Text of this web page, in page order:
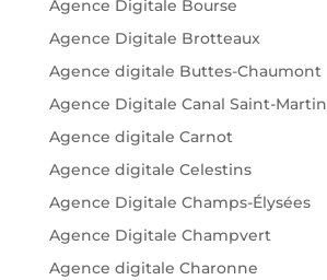
Agence Digitale Bourse
Agence Digitale Brotteaux
Agence digitale Buttes-Chaumont
Agence Digitale Canal Saint-Martin
Agence digitale Carnot
Agence digitale Celestins
Agence Digitale Champs-Élysées
Agence Digitale Champvert
Agence digitale Charonne